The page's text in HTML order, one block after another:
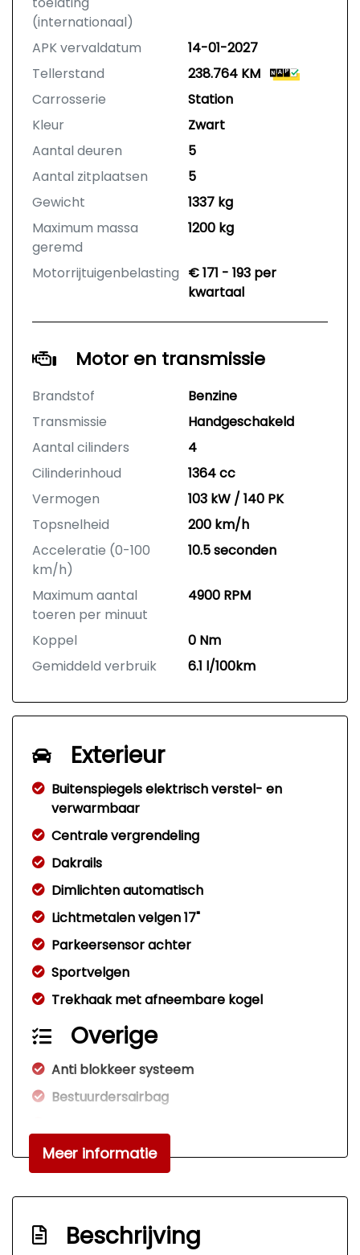
(internationaal)
APK vervaldatum
14-01-2027
Tellerstand
238.764 KM
Carrosserie
Station
Kleur
Zwart
Aantal deuren
5
Aantal zitplaatsen
5
Gewicht
1337 kg
Maximum massa
geremd
1200 kg
Motorrijtuigenbelasting € 171 - 193 per
kwartaal
Motor en transmissie
Brandstof
Benzine
Transmissie
Handgeschakeld
Aantal cilinders
4
Cilinderinhoud
1364 cc
Vermogen
103 kW / 140 PK
Topsnelheid
200 km/h
Acceleratie (0-100
km/h)
10.5 seconden
Maximum aantal
toeren per minuut
4900 RPM
Koppel
0 Nm
Gemiddeld verbruik
6.1 l/100km
Exterieur
Buitenspiegels elektrisch verstel- en
verwarmbaar
Centrale vergrendeling
Dakrails
Dimlichten automatisch
Lichtmetalen velgen 17"
Parkeersensor achter
Sportvelgen
Trekhaak met afneembare kogel
Overige
Anti blokkeer systeem
Bestuurdersairbag
Hoofd airbag(s) achter
Hoofd airbag(s) voor
Zij airbag(s) voor
Meer informatie
Beschrijving